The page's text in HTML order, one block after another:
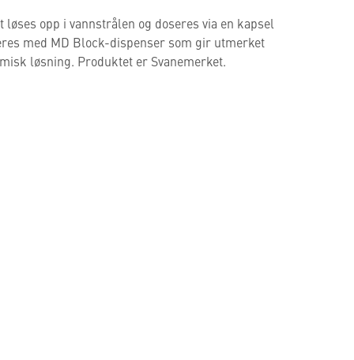
opp i vannstrålen og doseres via en kapsel
med MD Block-dispenser som gir utmerket
løsning. Produktet er Svanemerket.